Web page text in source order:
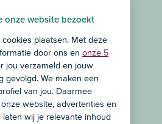
onze website bezoekt
plaatsen. Met deze
door ons en onze 5
jou verzameld en jouw
gevolgd. We maken een
van jou. Daarmee
website, advertenties en
laten wij je relevante inhoud